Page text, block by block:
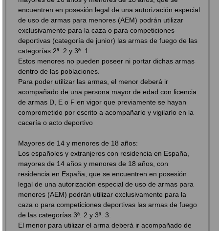
encuentren en posesión legal de una autorización especial
de uso de armas para menores (AEM) podrán utilizar
exclusivamente para la caza o para competiciones
deportivas (categoría de junior) las armas de fuego de las
categorías 2ª. 2 y 3ª. 1.
Estos menores no pueden poseer ni portar dichas armas
dentro de las poblaciones.
Para poder utilizar las armas, el menor deberá ir
acompañado de una persona mayor de edad con licencia
de armas D, E o F en vigor que previamente se hayan
comprometido por escrito a acompañarlo y vigilarlo en la
cacería o acto deportivo
Mayores de 14 y menores de 18 años:
Los españoles y extranjeros con residencia en España,
mayores de 14 años y menores de 18 años, con
residencia en España, que se encuentren en posesión
legal de una autorización especial de uso de armas para
menores (AEM) podrán utilizar exclusivamente para la
caza o para competiciones deportivas las armas de fuego
de las categorías 3ª. 2 y 3ª. 3.
El menor para utilizar el arma deberá ir acompañado de